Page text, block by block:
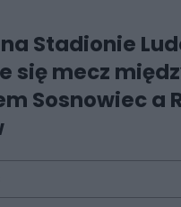
Stadionie
się mecz
Sosnowiec a